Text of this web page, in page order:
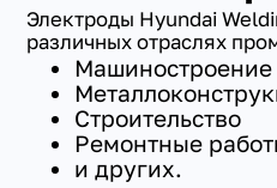
Электроды Hyundai
различных отраслях
Машиностроение
Строительство
Ремонтные
и других.